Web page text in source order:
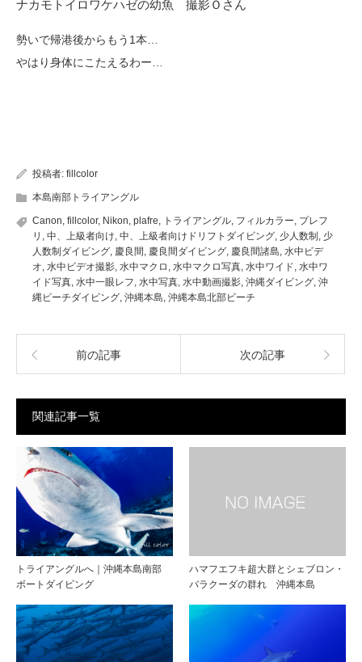
ナカモトイロワケハゼの幼魚 撮影Ｏさん
勢いで帰港後からもう1本…
やはり身体にこたえるわー…
投稿者: fillcolor
本島南部トライアングル
Canon, fillcolor, Nikon, plafre, トライアングル, フィルカラー, プレフ
リ , 中、上級者向け, 中、上級者向けドリフトダイビング, 少人数制 , 少
人数制ダイビング, 慶良間 , 慶良間ダイビング, 慶良間諸島, 水中ビデ
オ, 水中ビデオ撮影, 水中マクロ , 水中マクロ写真, 水中ワイド, 水中ワ
イド写真, 水中一眼レフ, 水中写真, 水中動画撮影, 沖縄ダイビング, 沖
縄ビーチダイビング, 沖縄本島, 沖縄本島北部ビーチ
前の記事 次の記事
関連記事一覧
トライアングルへ｜沖縄本島南部
ボートダイビング
ハマフエフキ超大群とシェブロン・
バラクーダの群れ 沖縄本島